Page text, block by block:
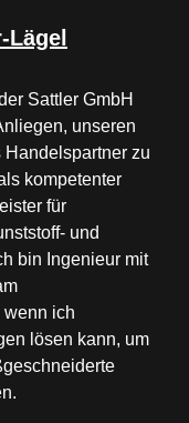
Lägel
Sattler GmbH
unseren
Handelspartner zu
kompetenter
für
und
bin Ingenieur mit
wenn ich
lösen kann, um